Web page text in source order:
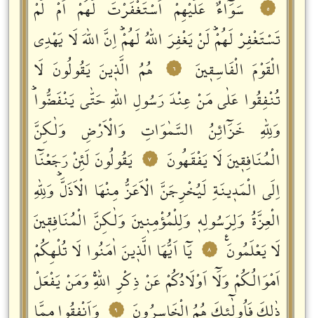
٥
سَوَٓاءٌ عَلَيْهِمْ اَسْتَغْفَرْتَ لَهُمْ اَمْ لَمْ
تَسْتَغْفِرْ لَهُمْؕ لَنْ يَغْفِرَ اللّٰهُ لَهُمْؕ اِنَّ اللّٰهَ لَا يَهْدِي
الْقَوْمَ الْفَاسِقٖينَ
٦
هُمُ الَّذٖينَ يَقُولُونَ لَا
تُنْفِقُوا عَلٰى مَنْ عِنْدَ رَسُولِ اللّٰهِ حَتّٰى يَنْفَضُّواؕ
وَلِلّٰهِ خَزَٓائِنُ السَّمٰوَاتِ وَالْاَرْضِ وَلٰكِنَّ
الْمُنَافِقٖينَ لَا يَفْقَهُونَ
٧
يَقُولُونَ لَئِنْ رَجَعْنَٓا
اِلَى الْمَدٖينَةِ لَيُخْرِجَنَّ الْاَعَزُّ مِنْهَا الْاَذَلَّؕ وَلِلّٰهِ
الْعِزَّةُ وَلِرَسُولِهٖ وَلِلْمُؤْمِنٖينَ وَلٰكِنَّ الْمُنَافِقٖينَ
لَا يَعْلَمُونَࣖ
٨
يَٓا اَيُّهَا الَّذٖينَ اٰمَنُوا لَا تُلْهِكُمْ
اَمْوَالُكُمْ وَلَٓا اَوْلَادُكُمْ عَنْ ذِكْرِ اللّٰهِۚ وَمَنْ يَفْعَلْ
٩